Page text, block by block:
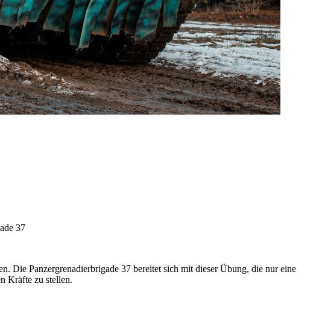
37
Die Panzergrenadierbrigade 37 bereitet sich mit dieser Übung, die nur eine
Kräfte zu stellen.